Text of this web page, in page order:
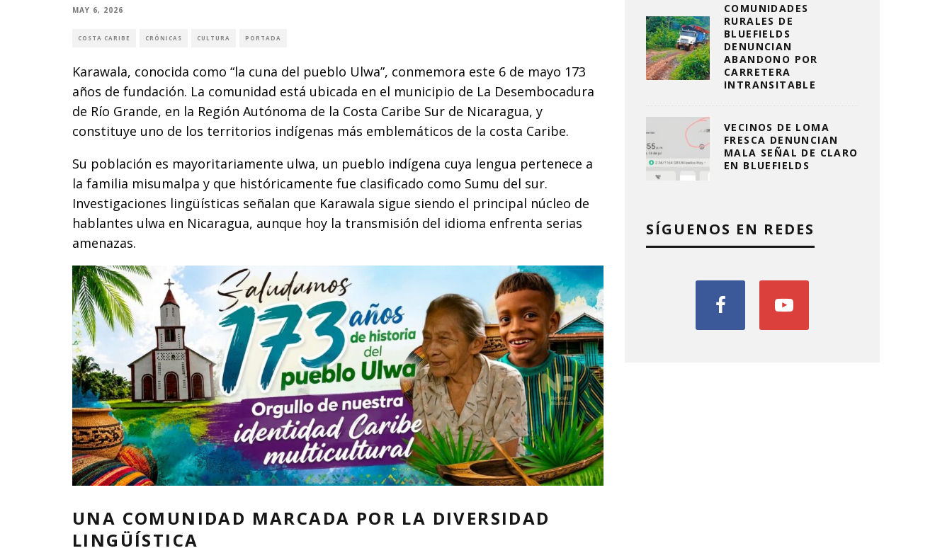
MAY 6, 2026
COSTA CARIBE CRÓNICAS CULTURA PORTADA
Karawala, conocida como “la cuna del pueblo Ulwa”, conmemora este 6 de mayo 173
años de fundación. La comunidad está ubicada en el municipio de La Desembocadura
de Río Grande, en la Región Autónoma de la Costa Caribe Sur de Nicaragua, y
constituye uno de los territorios indígenas más emblemáticos de la costa Caribe.
Su población es mayoritariamente ulwa, un pueblo indígena cuya lengua pertenece a
la familia misumalpa y que históricamente fue clasificado como Sumu del sur.
Investigaciones lingüísticas señalan que Karawala sigue siendo el principal núcleo de
hablantes ulwa en Nicaragua, aunque hoy la transmisión del idioma enfrenta serias
amenazas.
UNA COMUNIDAD MARCADA POR LA DIVERSIDAD
LINGÜÍSTICA
COMUNIDADES
RURALES DE
BLUEFIELDS
DENUNCIAN
ABANDONO POR
CARRETERA
INTRANSITABLE
VECINOS DE LOMA
FRESCA DENUNCIAN
MALA SEÑAL DE CLARO
EN BLUEFIELDS
SÍGUENOS EN REDES